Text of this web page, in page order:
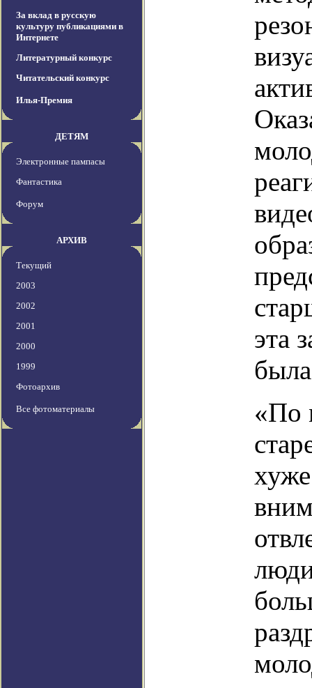
За вклад в русскую
культуру публикациями в
Интернете
Литературный конкурс
Читательский конкурс
Илья-Премия
ДЕТЯМ
Электронные пампасы
Фантастика
Форум
АРХИВ
Текущий
2003
2002
2001
2000
1999
Фотоархив
Все фотоматериалы
эта
«По